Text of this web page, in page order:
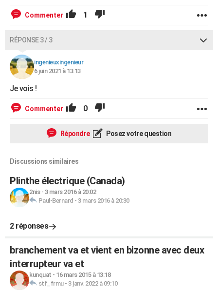
Commenter 1
RÉPONSE 3 / 3
ingenieuxingenieur
6 juin 2021 à 13:13
Je vois !
Commenter 0
Répondre Posez votre question
Discussions similaires
Plinthe électrique (Canada)
2nis- 3 mars 2016 à 20:02
Paul-Bernard - 3 mars 2016 à 20:30
2 réponses
branchement va et vient en bizonne avec deux
interrupteur va et
kunquat - 16 mars 2015 à 13:18
stf_frmu- 3 janv. 2022 à 09:10